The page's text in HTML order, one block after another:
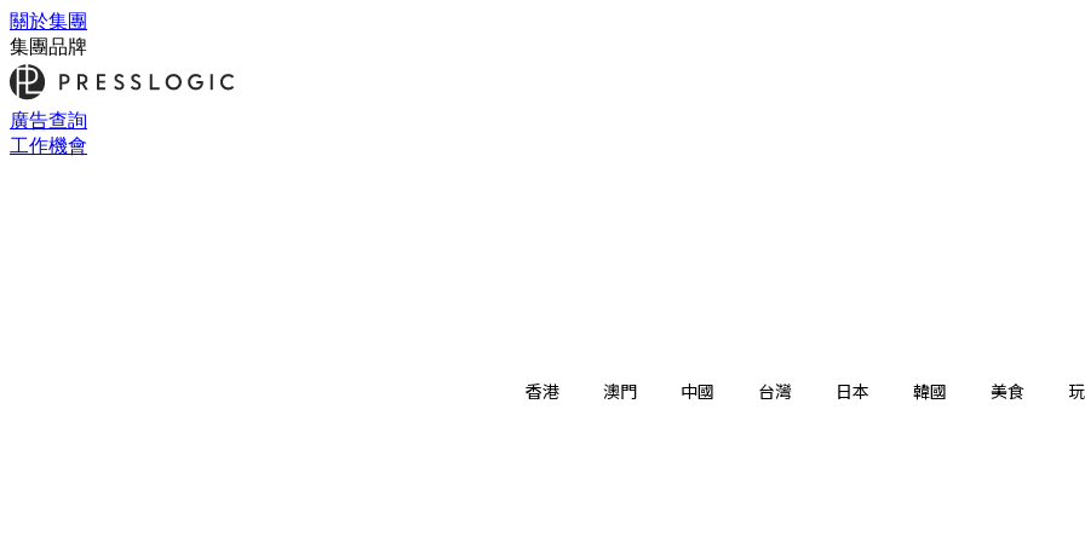
關於集團
集團品牌
廣告查詢
工作機會
香港 澳門 中國 台灣 日本 韓國 美食